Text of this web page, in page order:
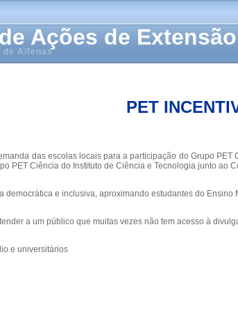
Ações de Extensão
de Alfenas
PET
das escolas locais para a participação do Grupo
PET Ciência do Instituto de Ciência e Tecnologia junto ao
democrática e inclusiva, aproximando estudantes do
a um público que muitas vezes não tem acesso à
e universitários